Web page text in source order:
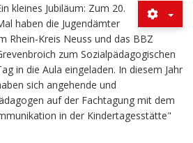
kleines Jubiläum: Zum 20.
haben die Jugendämter
Rhein-Kreis Neuss und das BBZ
zum Sozialpädagogischen
in die Aula eingeladen. In diesem Jahr
sich angehende und
auf der Fachtagung mit dem
in der Kindertagesstätte"